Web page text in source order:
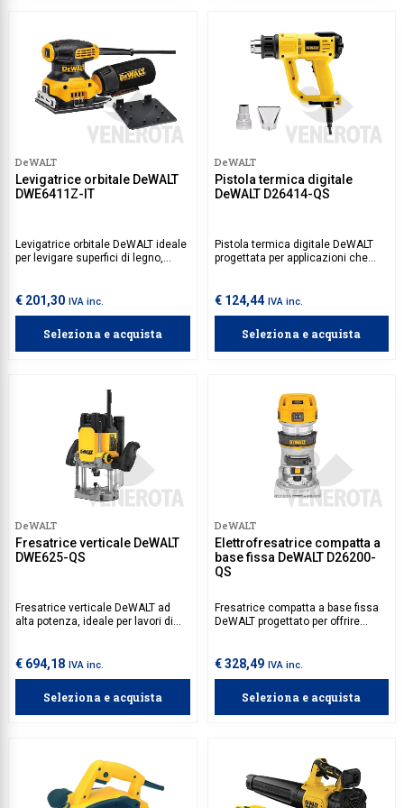
DeWALT
Levigatrice orbitale DeWALT
DWE6411Z-IT
Levigatrice orbitale DeWALT ideale
per levigare superfici di legno,
permette di mantiene l'area di
lavoro pulita, mentre il design
manovrabilità.
€ 201,30 IVA inc.
Seleziona e acquista
DeWALT
Pistola termica digitale
DeWALT D26414-QS
Pistola termica digitale DeWALT
progettata per applicazioni che
rimozione di vernici, la saldatura
di materiali o la piegatura di tubi.
flusso d'aria e protezione da
surriscaldamento.
€ 124,44 IVA inc.
Seleziona e acquista
DeWALT
Fresatrice verticale DeWALT
DWE625-QS
Fresatrice verticale DeWALT ad
alta potenza, ideale per lavori di
morbido e sistema di aspirazione
integrato per un lavoro più pulito ed
€ 694,18 IVA inc.
Seleziona e acquista
DeWALT
Elettrofresatrice compatta a
base fissa DeWALT D26200-
QS
Fresatrice compatta a base fissa
DeWALT progettato per offrire
della profondità di fresatura,
permettendo di ottenere risultati
€ 328,49 IVA inc.
Seleziona e acquista